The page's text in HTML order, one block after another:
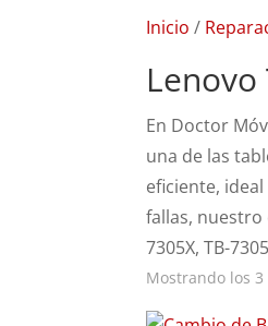
Inicio /
Lenovo
En Doctor
una de las
eficiente,
fallas, nuestro
7305X, TB-
Mostrando los